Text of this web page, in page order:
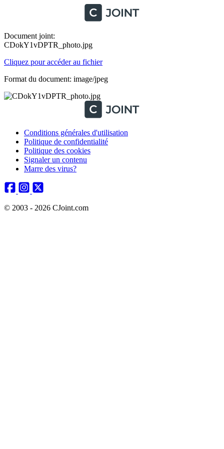
Document joint:
CDokY1vDPTR_photo.jpg
Cliquez pour accéder au fichier
Format du document: image/jpeg
Conditions générales d'utilisation
Politique de confidentialité
Politique des cookies
Signaler un contenu
Marre des virus?
© 2003 - 2026 CJoint.com